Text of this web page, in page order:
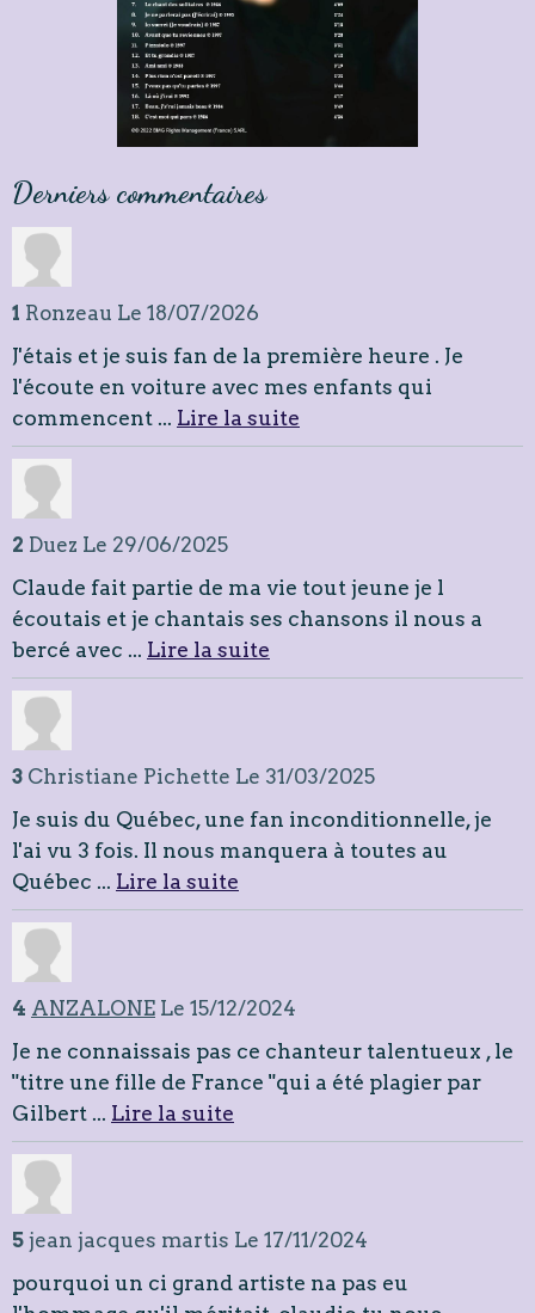
Derniers commentaires
1 Ronzeau Le 18/07/2026
J'étais et je suis fan de la première heure . Je
l'écoute en voiture avec mes enfants qui
commencent ... Lire la suite
2 Duez Le 29/06/2025
Claude fait partie de ma vie tout jeune je l
écoutais et je chantais ses chansons il nous a
bercé avec ... Lire la suite
3 Christiane Pichette Le 31/03/2025
Je suis du Québec, une fan inconditionnelle, je
l'ai vu 3 fois. Il nous manquera à toutes au
Québec ... Lire la suite
4 ANZALONE Le 15/12/2024
Je ne connaissais pas ce chanteur talentueux , le
"titre une fille de France "qui a été plagier par
Gilbert ... Lire la suite
5 jean jacques martis Le 17/11/2024
pourquoi un ci grand artiste na pas eu